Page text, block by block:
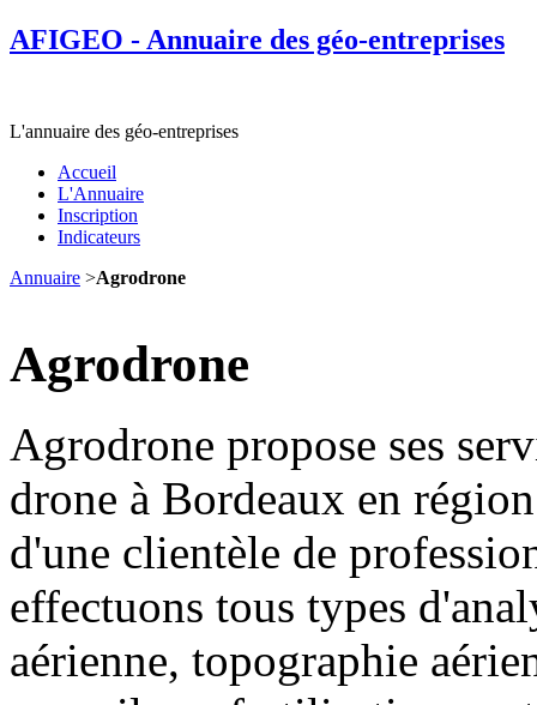
AFIGEO - Annuaire des géo-entreprises
L'annuaire des géo-entreprises
Accueil
L'Annuaire
Inscription
Indicateurs
Annuaire >Agrodrone
Agrodrone
Agrodrone propose ses
drone à Bordeaux en
d'une clientèle de
effectuons tous types
aérienne, topographie